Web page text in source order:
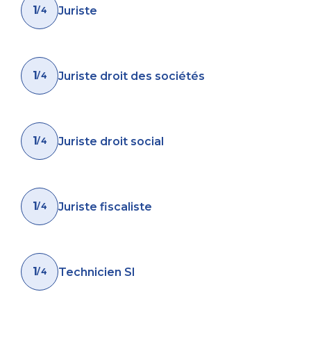
1/ 4 Juriste
1/ 4 Juriste droit des sociétés
1/ 4 Juriste droit social
1/ 4 Juriste fiscaliste
1/ 4 Technicien SI